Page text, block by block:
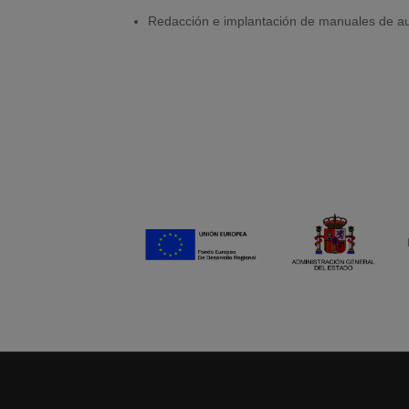
Redacción e implantación de manuales de